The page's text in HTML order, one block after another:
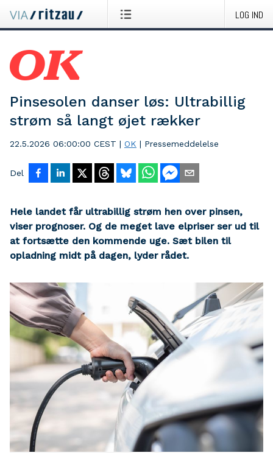
LOG IND
Pinsesolen danser løs: Ultrabillig
strøm så langt øjet rækker
22.5.2026 06:00:00 CEST | OK | Pressemeddelelse
Del
Hele landet får ultrabillig strøm hen over pinsen,
viser prognoser. Og de meget lave elpriser ser ud til
at fortsætte den kommende uge. Sæt bilen til
opladning midt på dagen, lyder rådet.